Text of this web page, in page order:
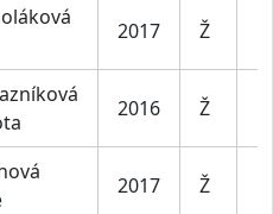
2017 Ž
2016 Ž
2017 Ž